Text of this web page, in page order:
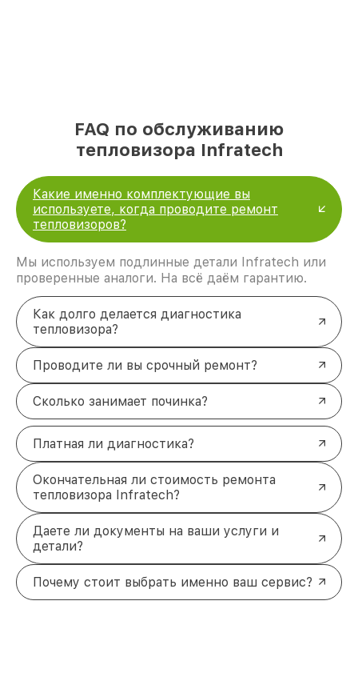
FAQ по обслуживанию
тепловизора Infratech
Какие именно комплектующие вы
используете, когда проводите ремонт
тепловизоров?
Мы используем подлинные детали Infratech или
проверенные аналоги. На всё даём гарантию.
Как долго делается диагностика
тепловизора?
Проводите ли вы срочный ремонт?
Сколько занимает починка?
Платная ли диагностика?
Окончательная ли стоимость ремонта
тепловизора Infratech?
Даете ли документы на ваши услуги и
детали?
Почему стоит выбрать именно ваш сервис?